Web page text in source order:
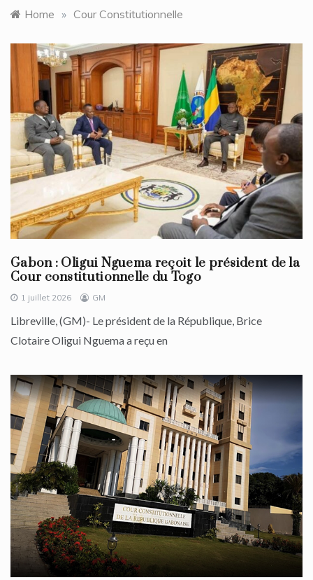
Home » Cour Constitutionnelle
Gabon : Oligui Nguema reçoit le président de la
Cour constitutionnelle du Togo
1 juillet 2026 GM
Libreville, (GM)- Le président de la République, Brice
Clotaire Oligui Nguema a reçu en